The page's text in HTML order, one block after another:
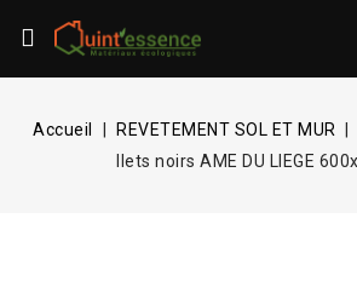
Accueil REVETEMENT SOL ET MUR
Ilets noirs AME DU LIEGE